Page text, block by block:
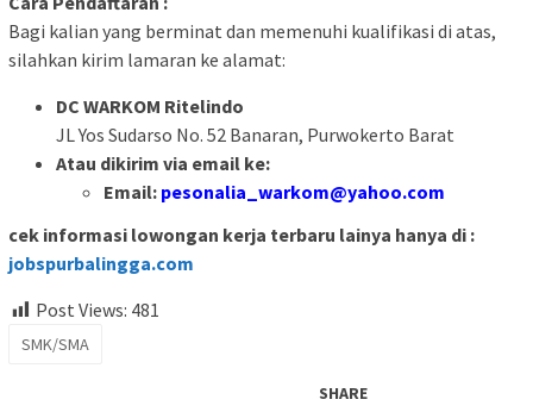
Bagi kalian yang berminat dan memenuhi kualifikasi di atas,
silahkan kirim lamaran ke alamat:
DC WARKOM Ritelindo
JL Yos Sudarso No. 52 Banaran, Purwokerto Barat
Atau dikirim via email ke:
Email: pesonalia_warkom@yahoo.com
cek informasi lowongan kerja terbaru lainya hanya di :
jobspurbalingga.com
Post Views: 481
SMK/SMA
SHARE